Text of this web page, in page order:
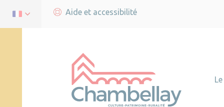
Aide et accessibilité